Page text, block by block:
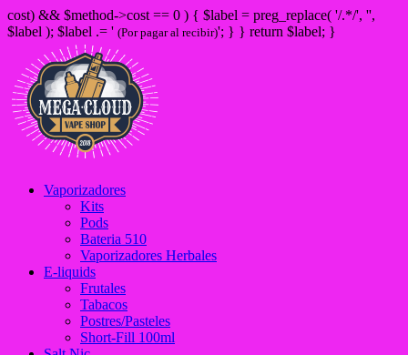
cost) && $method->cost == 0 ) { $label = preg_replace( '/.*/', '',
$label ); $label .= ' (Por pagar al recibir)'; } } return $label; }
Vaporizadores
Kits
Pods
Bateria 510
Vaporizadores Herbales
E-liquids
Frutales
Tabacos
Postres/Pasteles
Short-Fill 100ml